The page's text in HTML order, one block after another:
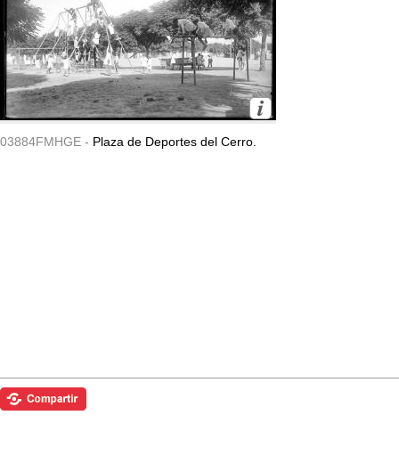
03884FMHGE - Plaza de Deportes del Cerro.